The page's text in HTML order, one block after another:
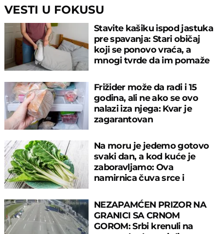
VESTI U FOKUSU
Stavite kašiku ispod jastuka
pre spavanja: Stari običaj
koji se ponovo vraća, a
mnogi tvrde da im pomaže
Frižider može da radi i 15
godina, ali ne ako se ovo
nalazi iza njega: Kvar je
zagarantovan
Na moru je jedemo gotovo
svaki dan, a kod kuće je
zaboravljamo: Ova
namirnica čuva srce i
NEZAPAMĆEN PRIZOR NA
GRANICI SA CRNOM
GOROM: Srbi krenuli na